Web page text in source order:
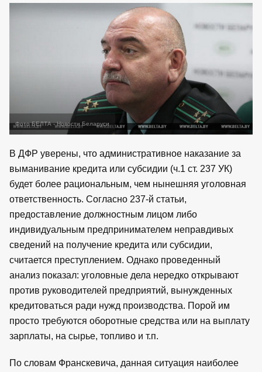
Фото БЕЛТА - Новости Беларуси
В ДФР уверены, что административное наказание за
выманивание кредита или субсидии (ч.1 ст. 237 УК)
будет более рациональным, чем нынешняя уголовная
ответственность. Согласно 237-й статьи,
предоставление должностным лицом либо
индивидуальным предпринимателем неправдивых
сведений на получение кредита или субсидии,
считается преступлением. Однако проведенный
анализ показал: уголовные дела нередко открывают
против руководителей предприятий, вынужденных
кредитоваться ради нужд производства. Порой им
просто требуются оборотные средства или на выплату
зарплаты, на сырье, топливо и т.п.
По словам Франскевича, данная ситуация наиболее